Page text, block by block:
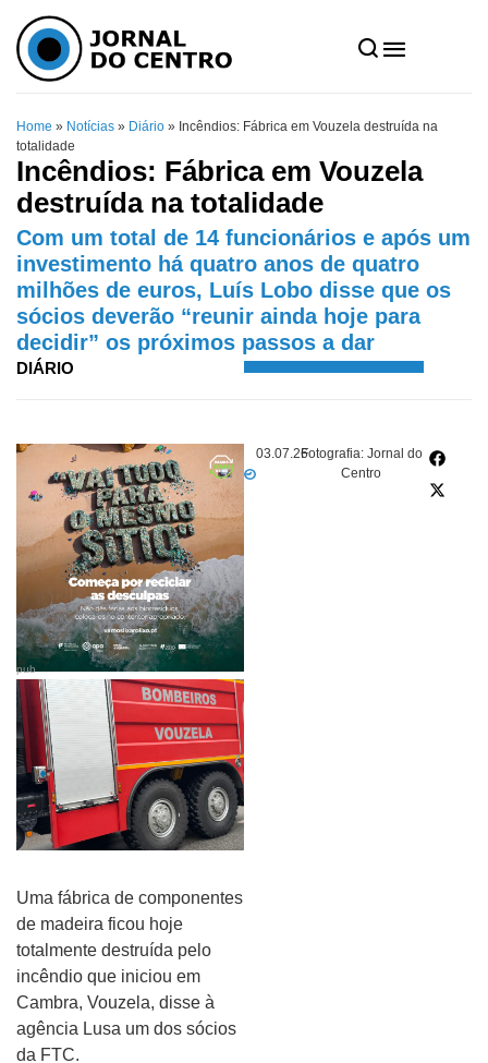
Home » Notícias » Diário » Incêndios: Fábrica em Vouzela destruída na
totalidade
Incêndios: Fábrica em Vouzela
destruída na totalidade
Com um total de 14 funcionários e após um
investimento há quatro anos de quatro
milhões de euros, Luís Lobo disse que os
sócios deverão “reunir ainda hoje para
decidir” os próximos passos a dar
DIÁRIO
03.07.26Fotografia: Jornal do
Centro
pub
Uma fábrica de componentes
de madeira ficou hoje
totalmente destruída pelo
incêndio que iniciou em
Cambra, Vouzela, disse à
agência Lusa um dos sócios
da FTC.